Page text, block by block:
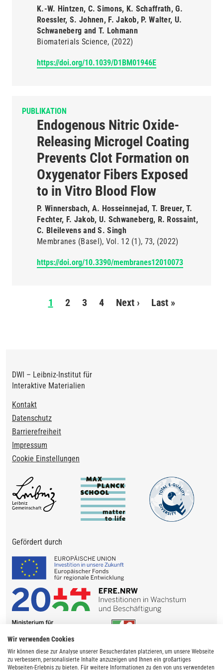
K.-W. Hintzen, C. Simons, K. Schaffrath, G.
Roessler, S. Johnen, F. Jakob, P. Walter, U.
Schwaneberg and T. Lohmann
Biomaterials Science (2022)
https://doi.org/10.1039/D1BM01946E
PUBLIKATION
Endogenous Nitric Oxide-
Releasing Microgel Coating
Prevents Clot Formation on
Oxygenator Fibers Exposed
to in Vitro Blood Flow
P. Winnersbach, A. Hosseinnejad, T. Breuer, T.
Fechter, F. Jakob, U. Schwaneberg, R. Rossaint,
C. Bleilevens and S. Singh
Membranes (Basel) Vol. 12 (1) 73 (2022)
https://doi.org/10.3390/membranes12010073
Seitennummerierung
1 2 3 4 Next ›Nächste
Last »
DWI – Leibniz-Institut für
Interaktive Materialien
Footer
Kontakt
Datenschutz
Barrierefreiheit
Impressum
Cookie Einstellungen
Gefördert durch
Wir verwenden Cookies
Wir können diese zur Analyse unserer Besucherdaten platzieren, um unsere Webseite
zu verbessern, personalisierte Inhalte anzuzeigen und Ihnen ein großartiges
Webseiten-Erlebnis zu bieten. Für weitere Informationen zu den von uns verwendeten